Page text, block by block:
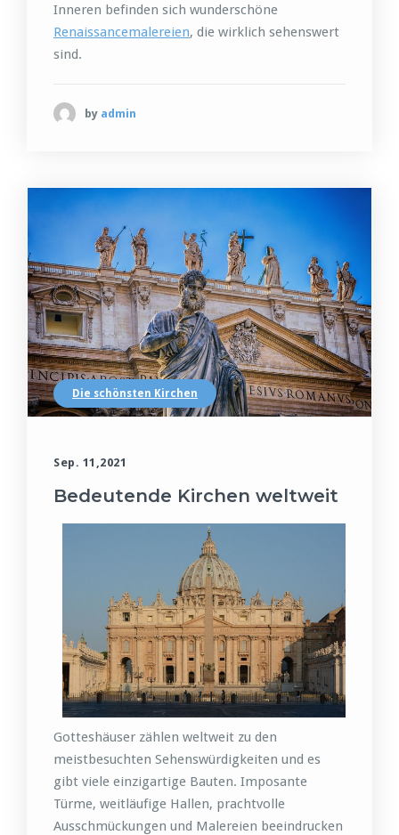
Inneren befinden sich wunderschöne
Renaissancemalereien, die wirklich sehenswert
sind.
by admin
Die schönsten Kirchen
Sep. 11,2021
Bedeutende Kirchen weltweit
Gotteshäuser zählen weltweit zu den
meistbesuchten Sehenswürdigkeiten und es
gibt viele einzigartige Bauten. Imposante
Türme, weitläufige Hallen, prachtvolle
Ausschmückungen und Malereien beeindrucken